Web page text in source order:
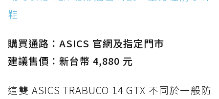
鞋
購買通路：ASICS 官網及指定門市
建議售價：新台幣 4,880 元
這雙 ASICS TRABUCO 14 GTX 不同於一般防